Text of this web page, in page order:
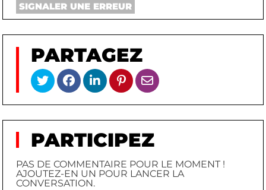
SIGNALER UNE ERREUR
PARTAGEZ
PARTICIPEZ
PAS DE COMMENTAIRE POUR LE MOMENT !
AJOUTEZ-EN UN POUR LANCER LA
CONVERSATION.